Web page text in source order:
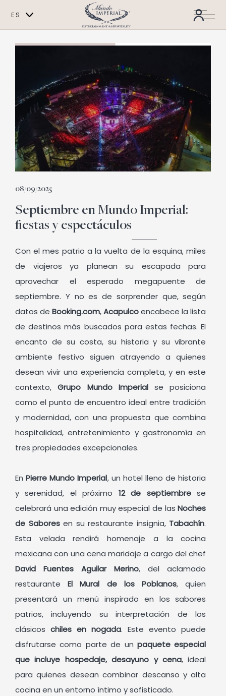
ES
EN
08/09/2025
Septiembre en Mundo Imperial:
fiestas y espectáculos
Con el mes patrio a la vuelta de la esquina, miles
de viajeros ya planean su escapada para
aprovechar el esperado megapuente de
septiembre. Y no es de sorprender que, según
datos deBooking.com,Acapulcoencabece la lista
de destinos más buscados para estas fechas. El
encanto de su costa, su historia y su vibrante
ambiente festivo siguen atrayendo a quienes
desean vivir una experiencia completa, y en este
contexto,Grupo Mundo Imperialse posiciona
como el punto de encuentro ideal entre tradición
y modernidad, con una propuesta que combina
hospitalidad, entretenimiento y gastronomía en
tres propiedades excepcionales.
EnPierre Mundo Imperial, un hotel lleno de historia
y serenidad, el próximo 12 de septiembrese
celebrará una edición muy especial de lasNoches
de Saboresen su restaurante insignia, Tabachín.
Esta velada rendirá homenaje a la cocina
mexicana con una cena maridaje a cargo del chef
David Fuentes Aguilar Merino, del aclamado
restauranteEl Mural de los Poblanos, quien
presentará un menú inspirado en los sabores
patrios, incluyendo su interpretación de los
clásicoschiles en nogada. Este evento puede
disfrutarse como parte de un paquete especial
que incluye hospedaje, desayuno y cena, ideal
para quienes desean combinar descanso y alta
cocina en un entorno íntimo y sofisticado.